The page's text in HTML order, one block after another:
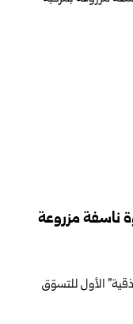
ناسفة مزروعة